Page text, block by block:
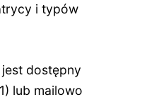
i typów
jest dostępny
lub mailowo